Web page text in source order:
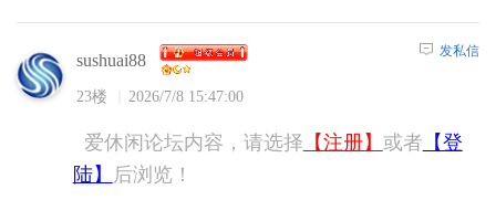
sushuai88
23楼 2026/7/8 15:47:00
发私信
爱休闲论坛内容，请选择 【注册】 或者 【登
陆】
后浏览！